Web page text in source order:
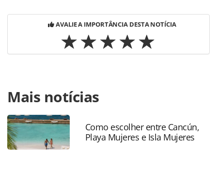
AVALIE A IMPORTÂNCIA DESTA NOTÍCIA
https://www.panrotas.com.br/mercado/cruzeiros/2026/
destaca-forca-do-interior-paulista-campanha-de-vendas-e-
novidades-da-temporada-26-27_226640.html ou as
ferramentas oferecidas na página. Todo o conteúdo
produzido pela PANROTAS Editora é protegido pela
legislação brasileira sobre direito autoral. Não reproduza o
Mais notícias
Como escolher entre Cancún,
Playa Mujeres e Isla Mujeres